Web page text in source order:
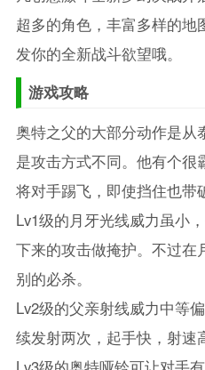
超多的角色，丰富多样的地
发你的全新战斗欲望哦。
游戏攻略
奥特之父的大部分动作是从
是攻击方式不同。他有个
将对手踢飞，即使挡住也带
Lv1级的月牙光线威力虽小
下来的攻击做掩护。不过在
别的必杀。
Lv2级的父亲射线威力中等
续发射两次，起手快，射速